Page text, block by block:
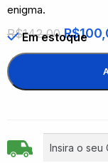
enigma.
R$142,00 R$
Em estoque